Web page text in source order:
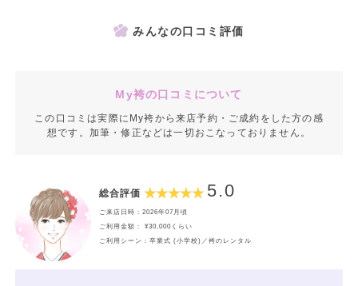
みんなの口コミ評価
My袴の口コミについて
この口コミは実際にMy袴から来店予約・ご成約をした方の感
想です。加筆・修正などは一切おこなっておりません。
総合評価 5.0
ご来店日時：2026年07月頃
ご利用金額： ¥30,000くらい
ご利用シーン：卒業式 (小学校)／袴のレンタル